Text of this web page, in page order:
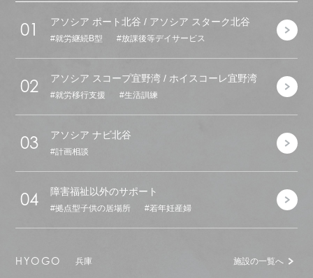
01 アソシア ポート北谷 / アソシア スターク北谷
就労継続B型 放課後等デイサービス
02 アソシア スコープ宜野湾 / ホイスコーレ宜野湾
就労移行支援 生活訓練
03 アソシア ナビ北谷
計画相談
04 障害福祉以外のサポート
拠点型子供の居場所 若年妊産婦
HYOGO 兵庫 施設の一覧へ